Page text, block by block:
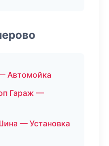
Автомойка
Гараж —
— Установка